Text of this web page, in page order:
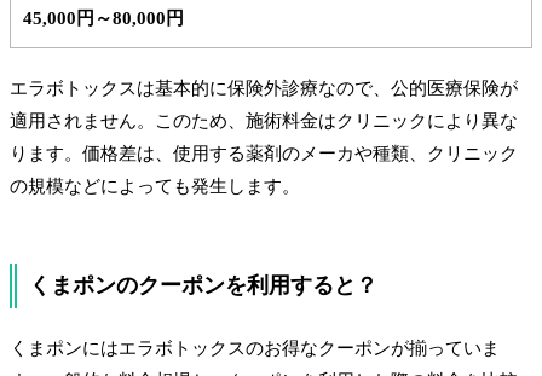
45,000円～80,000円
エラボトックスは基本的に保険外診療なので、公的医療保険が
適用されません。このため、施術料金はクリニックにより異な
ります。価格差は、使用する薬剤のメーカや種類、クリニック
の規模などによっても発生します。
くまポンのクーポンを利用すると？
くまポンにはエラボトックスのお得なクーポンが揃っていま